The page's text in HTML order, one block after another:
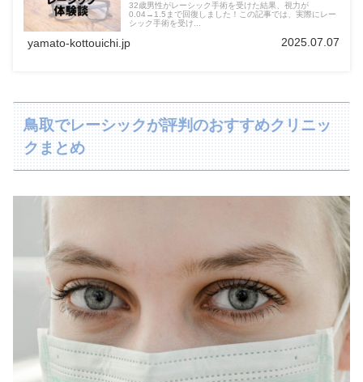
32歳男性がレーシック手術を受けた結果、視力が
0.04→1.5まで回復しました！この記事では、実際にレー
シック手術を受け...
yamato-kottouichi.jp 2025.07.07
鳥取でレーシックが評判のおすすめクリニッ
クまとめ